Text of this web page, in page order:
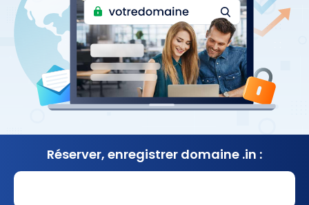
Réserver, enregistrer domaine .in :